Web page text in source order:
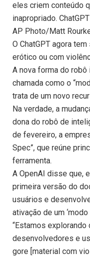
eles criem conteúdo
inapropriado. ChatGPT
AP Photo/Matt
O ChatGPT agora
erótico ou com
A nova forma do
chamada como o
trata de um novo
Na verdade, a
dona do robô de
de fevereiro, a
Spec”, que reúne
ferramenta.
A OpenAI disse que,
primeira versão do
usuários e
ativação de um ‘modo
“Estamos
desenvolvedores e
gore [material com